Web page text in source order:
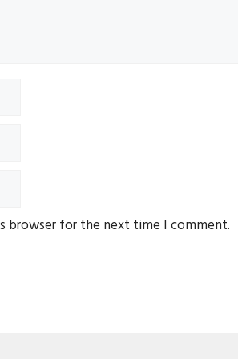
browser for the next time I comment.